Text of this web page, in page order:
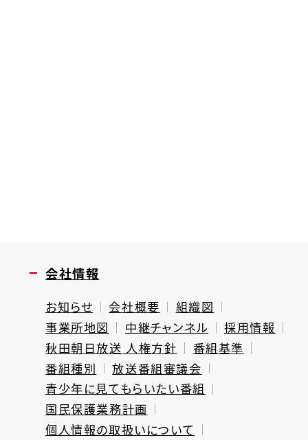
会社情報
お知らせ 会社概要
組織図
事業所地図
中継チャンネル
採用情報
秋田朝日放送 人権方針
番組基準
番組種別
放送番組審議会
青少年に見てもらいたい番組
国民保護業務計画
個人情報の取扱いについて